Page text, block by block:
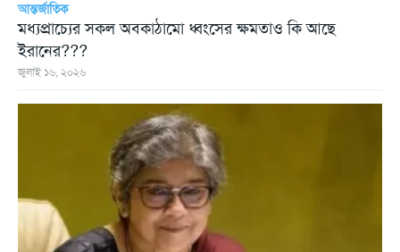
আন্তর্জাতিক
মধ্যপ্রাচ্যের সকল অবকাঠামো ধ্বংসের ক্ষমতাও কি আছে
ইরানের???
জুলাই ১৬, ২০২৬